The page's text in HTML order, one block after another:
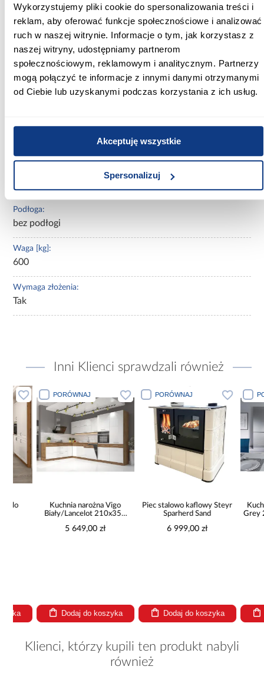
Wykorzystujemy pliki cookie do spersonalizowania treści i
reklam, aby oferować funkcje społecznościowe i analizować
ruch w naszej witrynie. Informacje o tym, jak korzystasz z
naszej witryny, udostępniamy partnerom
społecznościowym, reklamowym i analitycznym. Partnerzy
mogą połączyć te informacje z innymi danymi otrzymanymi
od Ciebie lub uzyskanymi podczas korzystania z ich usług.
Akceptuję wszystkie
Spersonalizuj
Głębokość [cm]:
289,2
Wysokość [cm]:
Podłoga:
bez podłogi
Waga [kg]:
600
Wymaga złożenia:
Tak
Inni Klienci sprawdzali również
PORÓWNAJ
Kuchnia narożna Vigo
Biały/Lancelot 210x350
5 649,00 zł
Dodaj do koszyka
PORÓWNAJ
Piec stalowo kaflowy Steyr
Sparherd Sand
6 999,00 zł
Dodaj do koszyka
Kuchnia
Grey
Klienci, którzy kupili ten produkt nabyli
również